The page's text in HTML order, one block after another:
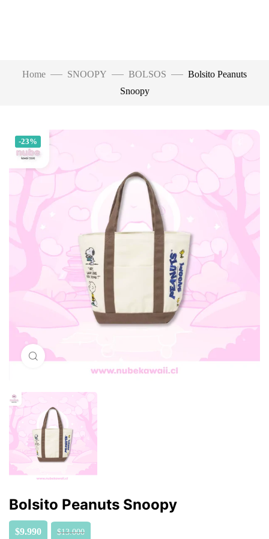
Home SNOOPY BOLSOS
Bolsito Peanuts
Snoopy
-23%
Click para agrandar
$9.990 $13.000
Bolsito Peanuts Snoopy